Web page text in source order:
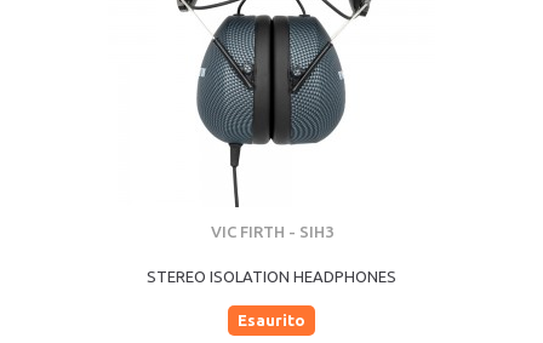
VIC FIRTH - SIH3
STEREO ISOLATION HEADPHONES
Esaurito